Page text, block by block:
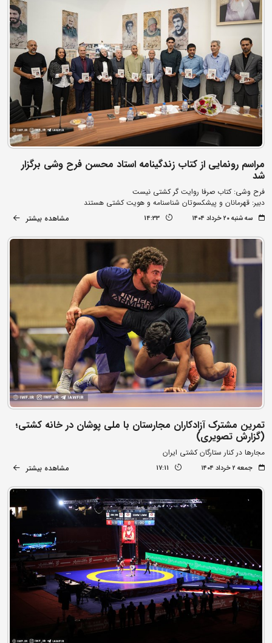
مراسم رونمایی از کتاب زندگینامه استاد محسن فرح وشی برگزار
شد
فرح وشی: کتاب صرفا روایت گر کشتی نیست
دبیر: قهرمانان و پیشکسوتان شناسنامه و هویت کشتی هستند
سه شنبه ۲۰ خرداد ۱۴۰۴ 14:33 مشاهده بیشتر
تمرین مشترک آزادکاران مجارستان با ملی پوشان در خانه کشتی؛
(گزارش تصویری)
مجارها در کنار ستارگان کشتی ایران
جمعه ۲ خرداد ۱۴۰۴ 17:11 مشاهده بیشتر